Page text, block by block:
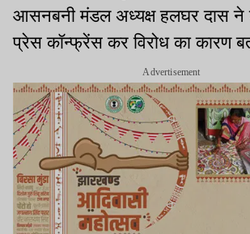
आसनबनी मंडल अध्यक्ष हलघर दास ने
प्रेस कॉन्फ्रेंस कर विरोध का कारण
Advertisement